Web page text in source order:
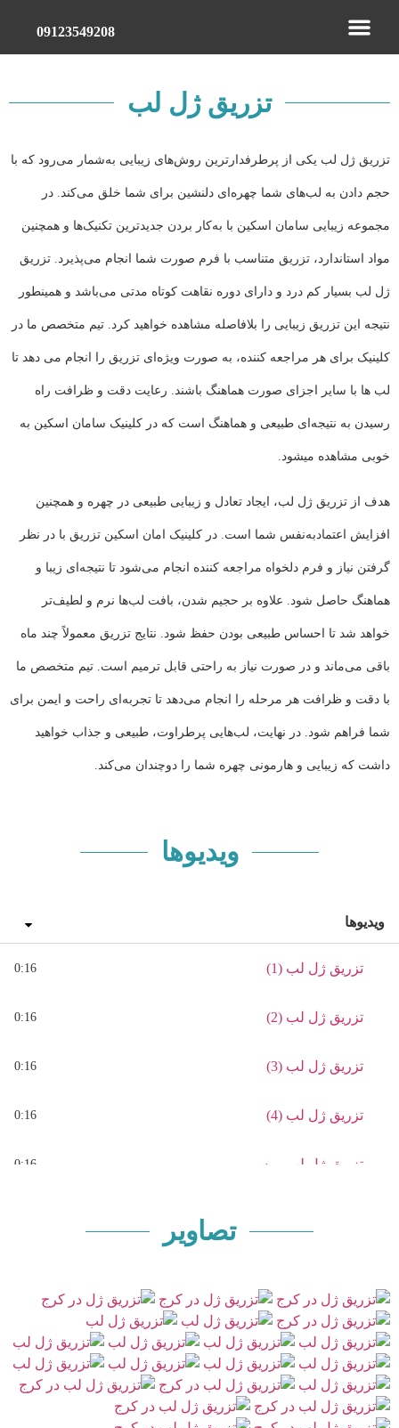
09123549208
تزریق ژل لب
تزریق ژل لب یکی از پرطرفدارترین روش‌های زیبایی به‌شمار می‌رود که با
حجم دادن به لب‌های شما چهره‌ای دلنشین برای شما خلق می‌کند. در
مجموعه زیبایی سامان اسکین با به‌کار بردن جدیدترین تکنیک‌ها و همچنین
مواد استاندارد، تزریق متناسب با فرم صورت شما انجام می‌پذیرد. تزریق
ژل لب بسیار کم درد و دارای دوره نقاهت کوتاه مدتی می‌باشد و همینطور
نتیجه این تزریق زیبایی را بلافاصله مشاهده خواهید کرد. تیم متخصص ما در
کلینیک برای هر مراجعه کننده، به صورت ویژه‌ای تزریق را انجام می دهد تا
لب ها با سایر اجزای صورت هماهنگ باشند. رعایت دقت و ظرافت راه
رسیدن به نتیجه‌ای طبیعی و هماهنگ است که در کلینیک سامان اسکین به
خوبی مشاهده میشود.
هدف از تزریق ژل لب، ایجاد تعادل و زیبایی طبیعی در چهره و همچنین
افزایش اعتمادبه‌نفس شما است. در کلینیک امان اسکین تزریق با در نظر
گرفتن نیاز و فرم دلخواه مراجعه کننده انجام می‌شود تا نتیجه‌ای زیبا و
هماهنگ حاصل شود. علاوه بر حجیم شدن، بافت لب‌ها نرم و لطیف‌تر
خواهد شد تا احساس طبیعی بودن حفظ شود. نتایج تزریق معمولاً چند ماه
باقی می‌ماند و در صورت نیاز به راحتی قابل ترمیم است. تیم متخصص ما
با دقت و ظرافت هر مرحله را انجام می‌دهد تا تجربه‌ای راحت و ایمن برای
شما فراهم شود. در نهایت، لب‌هایی پرطراوت، طبیعی و جذاب خواهید
داشت که زیبایی و هارمونی چهره شما را دوچندان می‌کند.
ویدیوها
ویدیوها
تزریق ژل لب (1) 0:16
تزریق ژل لب (2) 0:16
تزریق ژل لب (3) 0:16
تزریق ژل لب (4) 0:16
تزریق ژل لب روسی 0:16
تزریق ژل لب روسی (4)
ژل لب روسی 0:16
ژل لب روسی
تصاویر